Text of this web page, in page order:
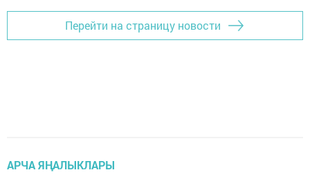
Перейти на страницу новости
АРЧА ЯҢАЛЫКЛАРЫ